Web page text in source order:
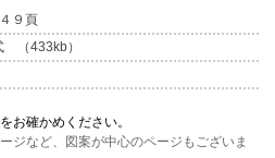
９頁
（433kb）
お確かめください。
ジなど、図案が中心のページもございま